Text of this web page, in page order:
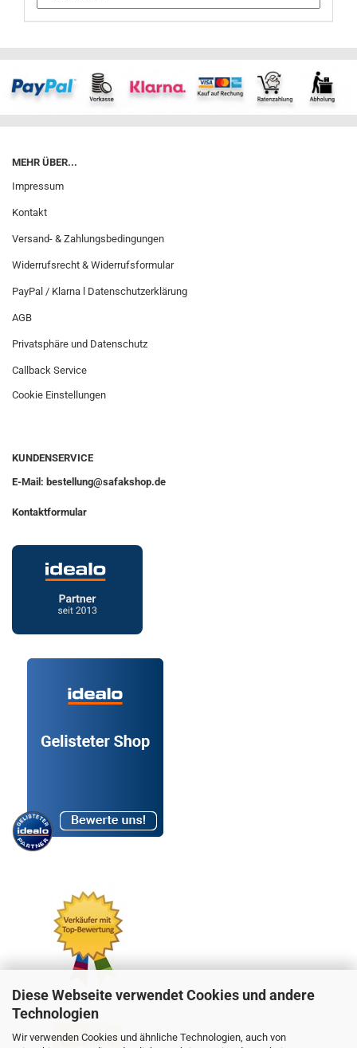
Diese Webseite verwendet Cookies und andere
Technologien
Wir verwenden Cookies und ähnliche Technologien, auch von
MEHR ÜBER...
Impressum
Kontakt
Versand- & Zahlungsbedingungen
Widerrufsrecht & Widerrufsformular
PayPal / Klarna l Datenschutzerklärung
AGB
Privatsphäre und Datenschutz
Callback Service
Cookie Einstellungen
KUNDENSERVICE
E-Mail: bestellung@safakshop.de
Kontaktformular